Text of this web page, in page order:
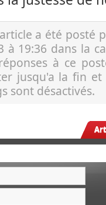
a été posté
à 19:36 dans la
à ce
jusqu'a la fin et
sont désactivés.